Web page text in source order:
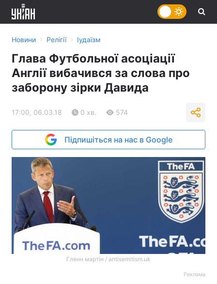
Новини › Релігії › Іудаїзм
Глава Футбольної асоціації
Англії вибачився за слова про
заборону зірки Давида
17:00, 06.03.18 0 хв. 574
Підпишіться на нас в Google
Гленн мартін / antisemitism.uk
Реклама